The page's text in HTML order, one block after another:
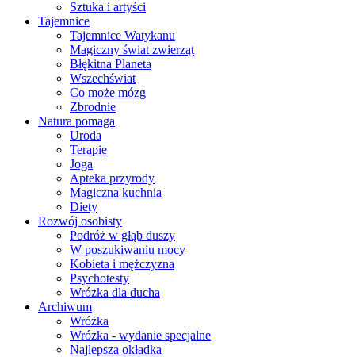
Sztuka i artyści
Tajemnice
Tajemnice Watykanu
Magiczny świat zwierząt
Błękitna Planeta
Wszechświat
Co może mózg
Zbrodnie
Natura pomaga
Uroda
Terapie
Joga
Apteka przyrody
Magiczna kuchnia
Diety
Rozwój osobisty
Podróż w głąb duszy
W poszukiwaniu mocy
Kobieta i mężczyzna
Psychotesty
Wróżka dla ducha
Archiwum
Wróżka
Wróżka - wydanie specjalne
Najlepsza okładka